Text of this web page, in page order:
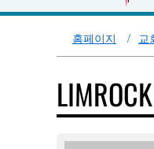
홈페이지 교